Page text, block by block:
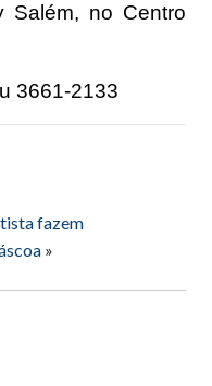
Salém, no Centro
3661-2133
fazem
»